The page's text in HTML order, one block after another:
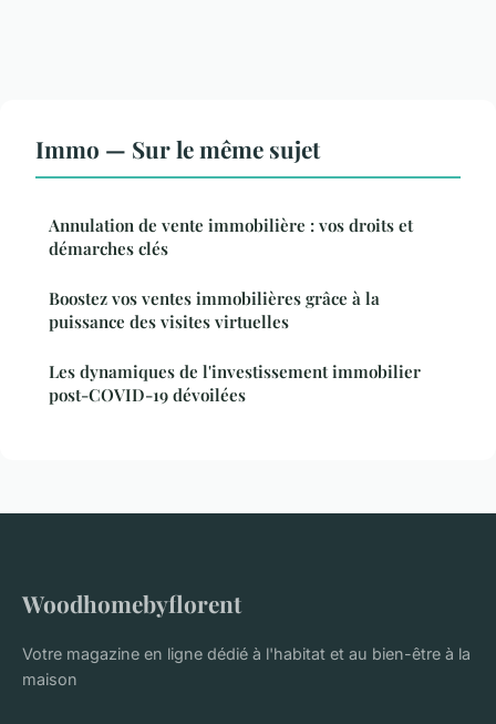
Immo — Sur le même sujet
Annulation de vente immobilière : vos droits et
démarches clés
Boostez vos ventes immobilières grâce à la
puissance des visites virtuelles
Les dynamiques de l'investissement immobilier
post-COVID-19 dévoilées
Woodhomebyflorent
Votre magazine en ligne dédié à l'habitat et au bien-être à la
maison